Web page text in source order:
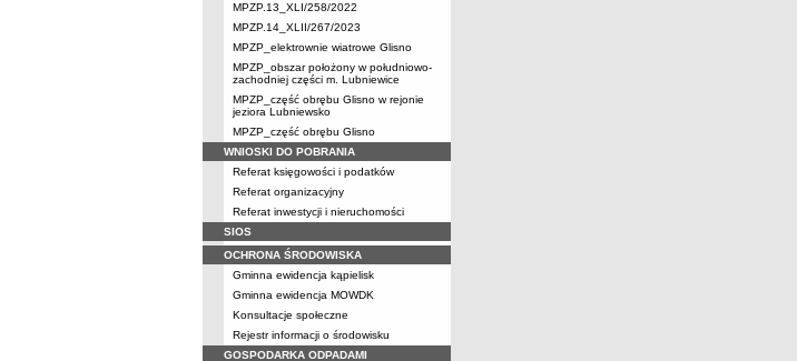
MPZP.13_XLI/258/2022
MPZP.14_XLII/267/2023
MPZP_elektrownie wiatrowe Glisno
MPZP_obszar położony w południowo-
zachodniej części m. Lubniewice
MPZP_część obrębu Glisno w rejonie
jeziora Lubniewsko
MPZP_część obrębu Glisno
WNIOSKI DO POBRANIA
Referat księgowości i podatków
Referat organizacyjny
Referat inwestycji i nieruchomości
SIOS
OCHRONA ŚRODOWISKA
Gminna ewidencja kąpielisk
Gminna ewidencja MOWDK
Konsultacje społeczne
Rejestr informacji o środowisku
GOSPODARKA ODPADAMI